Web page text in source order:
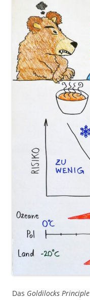
Das Goldilocks Principle